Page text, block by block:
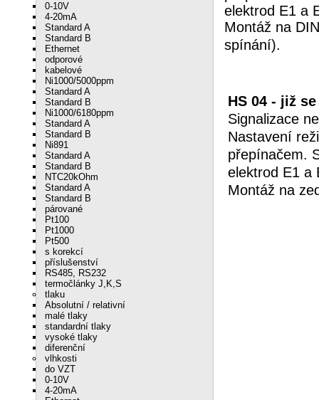
elektrod E1 a
Montáž na
HS 04 - již
Signalizace
Nastavení
přepínačem.
elektrod E1 a
Montáž na
0-10V
4-20mA
Standard A
Standard B
Ethernet
odporové
kabelové
Ni1000/5000ppm
Standard A
Standard B
Ni1000/6180ppm
Standard A
Standard B
Ni891
Standard A
Standard B
NTC20kOhm
Standard A
Standard B
párované
Pt100
Pt1000
Pt500
s korekcí
příslušenství
RS485, RS232
termočlánky J,K,S
tlaku
Absolutní / relativní
malé tlaky
standardní tlaky
vysoké tlaky
diferenční
vlhkosti
do VZT
0-10V
4-20mA